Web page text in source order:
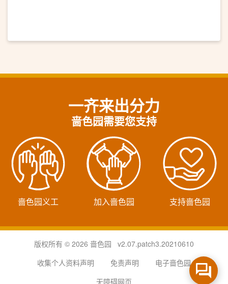
一齐来出分力
啬色园需要您支持
啬色园义工 加入啬色园 支持啬色园
版权所有 © 2026 啬色园 v2.07.patch3.20210610
收集个人资料声明
免责声明
电子啬色园
无障碍网页